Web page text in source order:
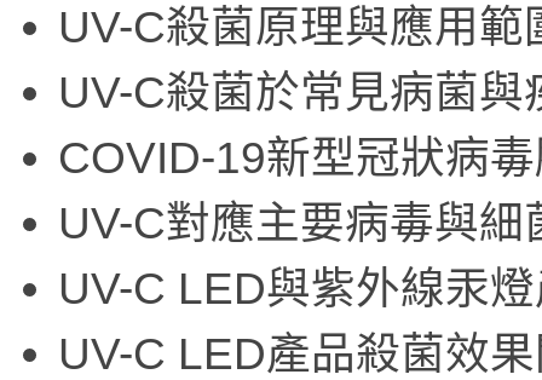
UV-C殺菌原理與應用範
UV-C殺菌於常見病菌與
COVID-19新型冠狀病
UV-C對應主要病毒與
UV-C LED與紫外線汞
UV-C LED產品殺菌效